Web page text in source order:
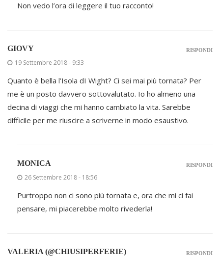
Non vedo l’ora di leggere il tuo racconto!
GIOVY
19 Settembre 2018 - 9:33
Quanto è bella l’Isola dI Wight? Ci sei mai più tornata? Per
me è un posto davvero sottovalutato. Io ho almeno una
decina di viaggi che mi hanno cambiato la vita. Sarebbe
difficile per me riuscire a scriverne in modo esaustivo.
RISPONDI
MONICA
26 Settembre 2018 - 18:56
Purtroppo non ci sono più tornata e, ora che mi ci fai
pensare, mi piacerebbe molto rivederla!
RISPONDI
VALERIA (@CHIUSIPERFERIE) RISPONDI